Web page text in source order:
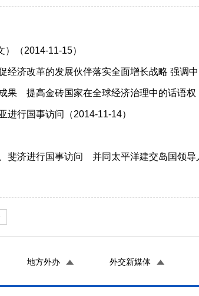
（2014-11-15）
济改革的发展伙伴落实全面增长战略 强调
果 提高金砖国家在全球经济治理中的话语权
进行国事访问（2014-11-14）
斐济进行国事访问 并同太平洋建交岛国领导
地方外办 外交新媒体